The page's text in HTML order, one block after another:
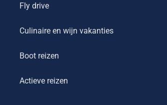
Fly drive
Culinaire en wijn vakanties
Boot reizen
Actieve reizen